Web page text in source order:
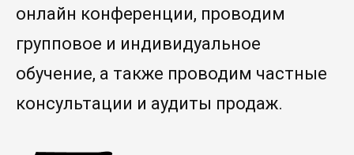
онлайн конференции, проводим
групповое и индивидуальное
обучение, а также проводим частные
консультации и аудиты продаж.